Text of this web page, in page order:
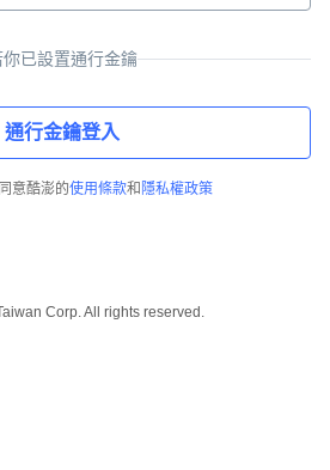
你已設置通行金鑰
通行金鑰登入
意酷澎的使用條款和 隱私權政策
Corp. All rights reserved.